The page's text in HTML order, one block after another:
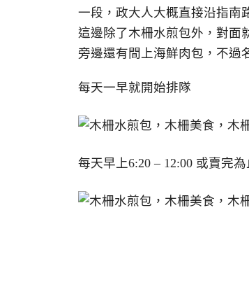
一段，政大人大概直接沿指南
這邊除了木柵水煎包外，對面
旁邊還有間上海鮮肉包，不過
每天一早就開始排隊
每天早上6:20 – 12:00 或賣完為